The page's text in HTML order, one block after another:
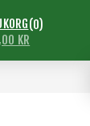
0
KR